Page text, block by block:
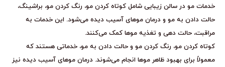
خدمات مو در سالن زیبایی شامل کوتاه کردن مو، رنگ کردن مو، براشینگ،
حالت دادن به مو و درمان موهای آسیب دیده می‌شود. این خدمات به
مراقبت، حالت دهی و تغذیه موها کمک می‌کنند.
کوتاه کردن مو، رنگ کردن مو و حالت دادن به مو، خدماتی هستند که
معمولاً برای بهبود ظاهر موها انجام می‌شوند. درمان موهای آسیب دیده نیز